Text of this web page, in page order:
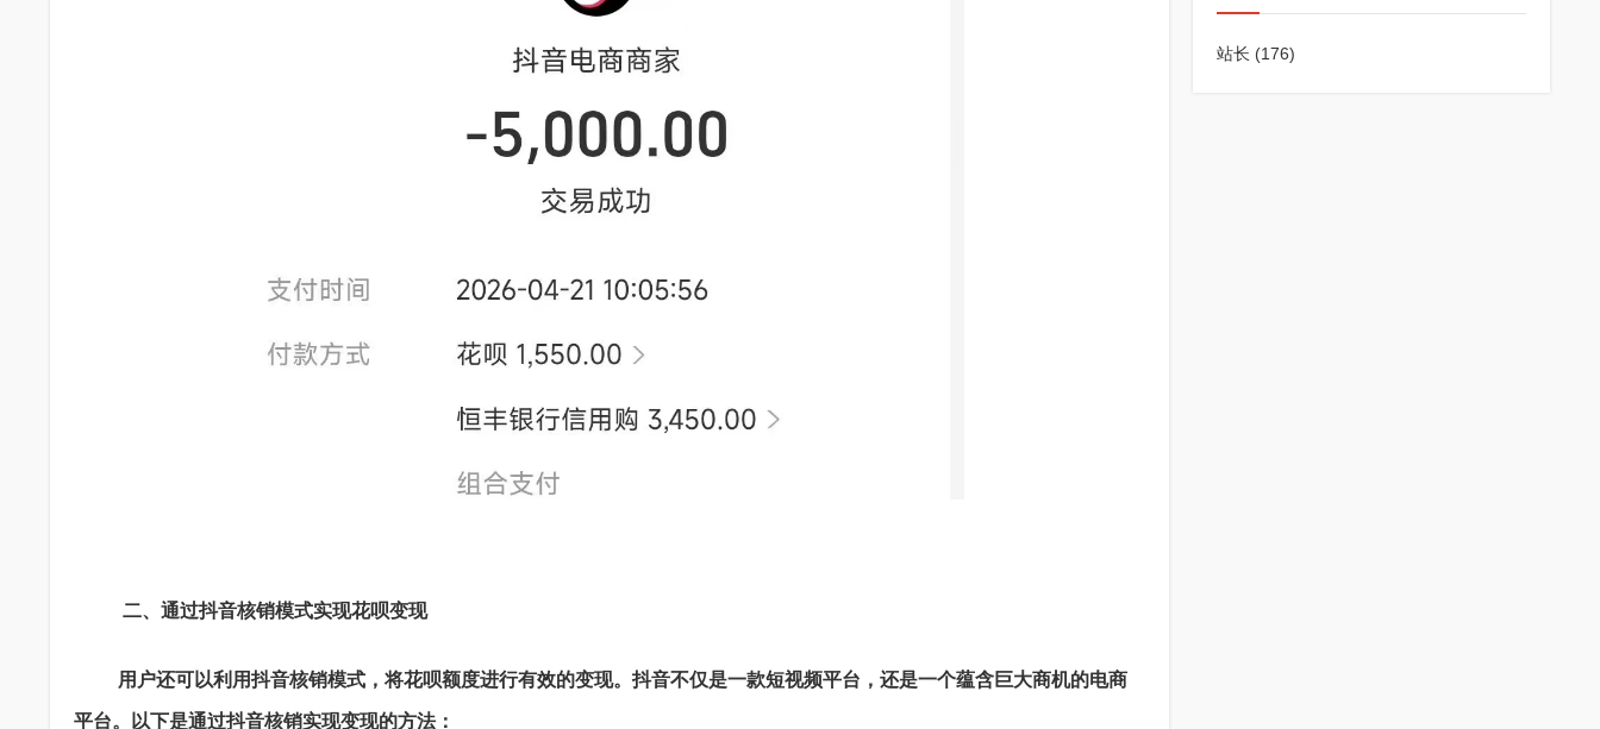
二、通过抖音核销模式实现花呗变现
用户还可以利用抖音核销模式，将花呗额度进行有效的变现。抖音不仅是一款短视频平台，还是一个蕴含巨大商机的电商
平台。以下是通过抖音核销实现变现的方法：
站长 (176)